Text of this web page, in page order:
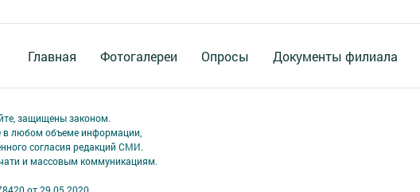
Главная Фотогалереи Опросы Документы филиала
защищены законом.
в любом объеме информации,
согласия редакций СМИ.
и массовым коммуникациям.